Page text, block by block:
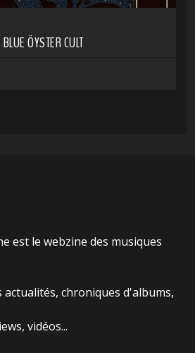
ÖYSTER CULT
est le webzine des musiques
chroniques d'albums,
vidéos...